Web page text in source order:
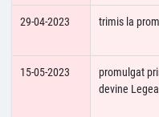
29-04-2023 trimis la
15-05-2023
promulgat
devine